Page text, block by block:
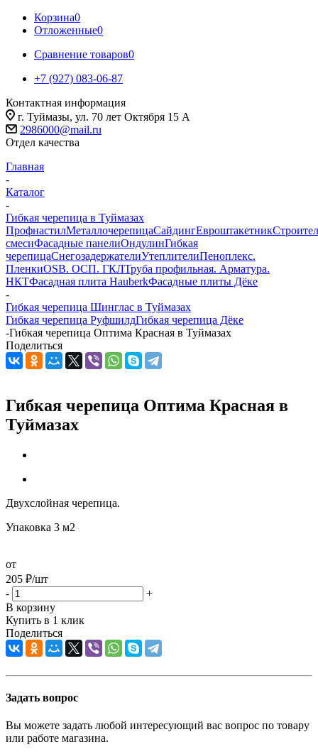
Корзина0
Отложенные0
Сравнение товаров0
+7 (927) 083-06-87
Контактная информация
г. Туймазы, ул. 70 лет Октября 15 А
2986000@mail.ru
Отдел качества
Главная
-
Каталог
-
Гибкая черепица в Туймазах
ПрофнастилМеталлочерепицаСайдингЕвроштакетник
смесиФасадные панелиОндулинГибкая
черепицаСнегозадержателиУтеплителиПеноплекс.
ПленкиOSB. ОСП. ГКЛТруба профильная. Арматура.
НКТФасадная плита HauberkФасадные плиты Дёке
-
Гибкая черепица Шинглас в Туймазах
Гибкая черепица РуфшилдГибкая черепица Дёке
-Гибкая черепица Оптима Красная в Туймазах
Поделиться
Гибкая черепица Оптима Красная в
Туймазах
Двухслойная черепица.
Упаковка 3 м2
от
205 ₽/шт
-
+
В корзину
Купить в 1 клик
Поделиться
Задать вопрос
Вы можете задать любой интересующий вас вопрос по товару
или работе магазина.